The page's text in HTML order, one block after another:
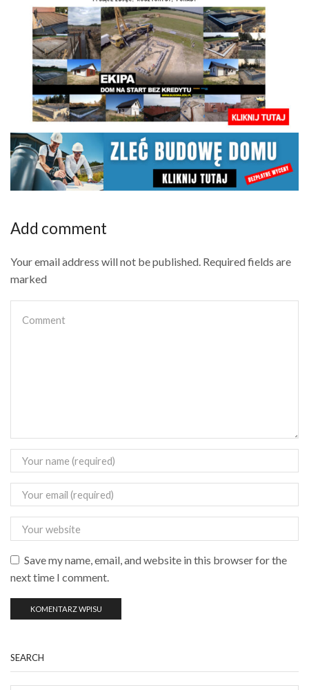
Add comment
Your email address will not be published. Required fields are
marked
Save my name, email, and website in this browser for the
next time I comment.
SEARCH